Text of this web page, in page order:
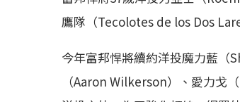
鷹隊（Tecolotes de los Dos
今年富邦悍將續約洋投魔力藍（
（Aaron Wilkerson）、愛力戈